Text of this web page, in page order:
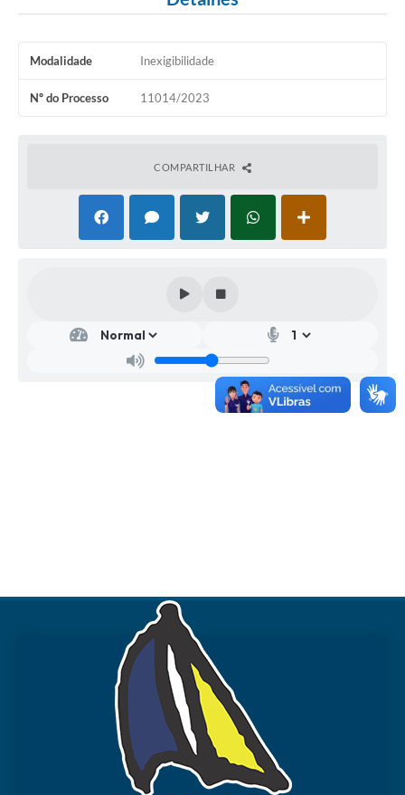
Modalidade Inexigibilidade
Nº do Processo 11014/2023
COMPARTILHAR